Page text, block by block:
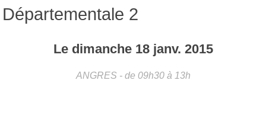
Départementale 2
Le dimanche 18 janv. 2015
ANGRES - de 09h30 à 13h